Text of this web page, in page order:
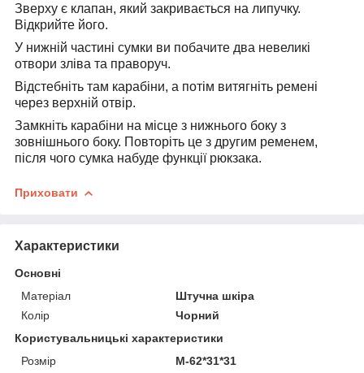
Зверху є клапан, який закривається на липучку.
Відкрийте його.
У нижній частині сумки ви побачите два невеликі
отвори зліва та праворуч.
Відстебніть там карабіни, а потім витягніть ремені
через верхній отвір.
Замкніть карабіни на місце з нижнього боку з
зовнішнього боку. Повторіть це з другим ременем,
після чого сумка набуде функції рюкзака.
Приховати
Характеристики
Основні
Матеріал
Штучна шкіра
Колір
Чорний
Користувальницькі характеристики
Розмір
M-62*31*31